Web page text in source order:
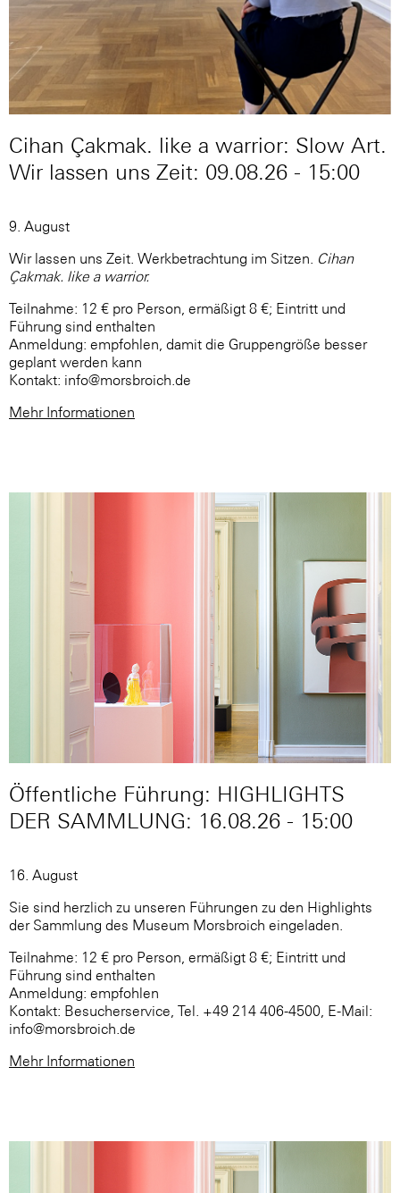
Cihan Çakmak. like a warrior: Slow Art.
Wir lassen uns Zeit: 09.08.26 - 15:00
9. August
Wir lassen uns Zeit. Werkbetrachtung im Sitzen.
Cihan
Çakmak. like a warrior.
Teilnahme: 12 € pro Person, ermäßigt 8 €; Eintritt und
Führung sind enthalten
Anmeldung: empfohlen, damit die Gruppengröße besser
geplant werden kann
Kontakt: info@morsbroich.de
Mehr Informationen
Öffentliche Führung: HIGHLIGHTS
DER SAMMLUNG: 16.08.26 - 15:00
16. August
Sie sind herzlich zu unseren Führungen zu den Highlights
der Sammlung des Museum Morsbroich eingeladen.
Teilnahme: 12 € pro Person, ermäßigt 8 €; Eintritt und
Führung sind enthalten
Anmeldung: empfohlen
Kontakt: Besucherservice, Tel. +49 214 406-4500, E-Mail:
info@morsbroich.de
Mehr Informationen